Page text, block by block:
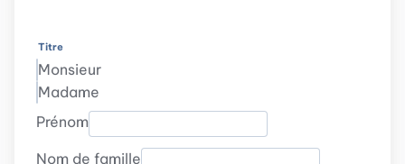
Titre
Monsieur
Madame
Prénom
Nom de famille